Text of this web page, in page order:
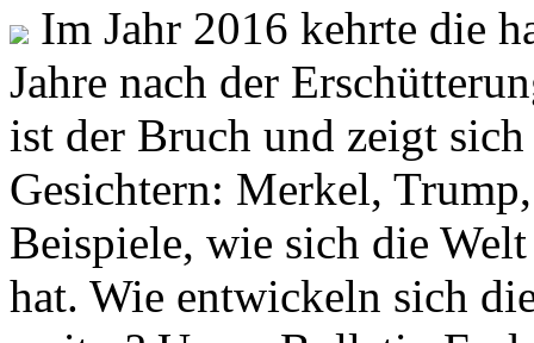
Im Jahr 2016 kehrte die
Jahre nach der
ist der Bruch und zeigt
Gesichtern: Merkel,
Beispiele, wie sich die
hat. Wie entwickeln sich